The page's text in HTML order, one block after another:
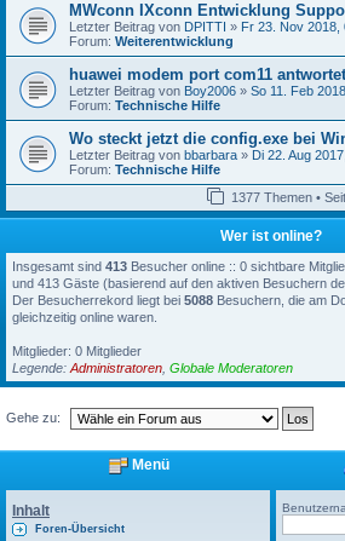
MWconn IXconn Entwicklung
Letzter Beitrag von DPITTI » Fr 23. Nov 2018,
Forum: Weiterentwicklung
huawei modem port com11
Letzter Beitrag von Boy2006 » So 11. Feb
Forum: Technische Hilfe
Wo steckt jetzt die config.exe bei
Letzter Beitrag von bbarbara » Di 22. Aug
Forum: Technische Hilfe
1377 Themen •
Wer ist online?
Insgesamt sind 413 Besucher online :: 0 sichtbare
und 413 Gäste (basierend auf den aktiven Besuchern
Der Besucherrekord liegt bei 5088 Besuchern, die am
gleichzeitig online waren.
Mitglieder: 0 Mitglieder
Legende: Administratoren Globale Moderatoren
Gehe zu:
Menü
Inhalt
Foren-Übersicht